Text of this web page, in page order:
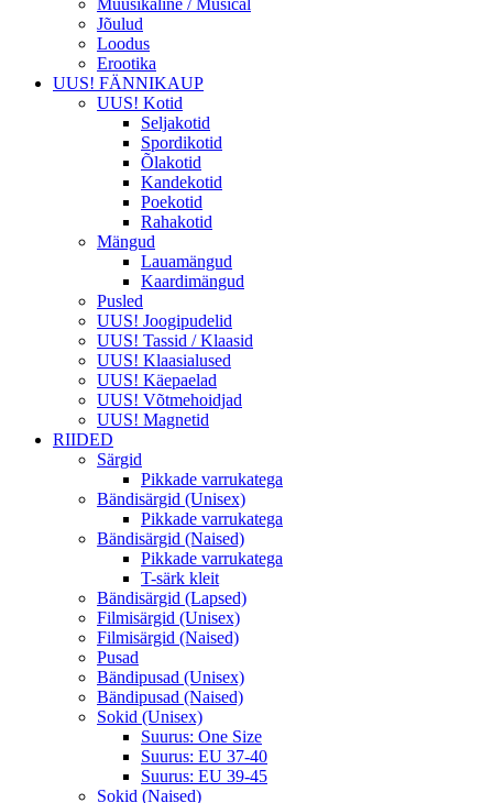
Muusikaline / Musical
Jõulud
Loodus
Erootika
UUS! FÄNNIKAUP
UUS! Kotid
Seljakotid
Spordikotid
Õlakotid
Kandekotid
Poekotid
Rahakotid
Mängud
Lauamängud
Kaardimängud
Pusled
UUS! Joogipudelid
UUS! Tassid / Klaasid
UUS! Klaasialused
UUS! Käepaelad
UUS! Võtmehoidjad
UUS! Magnetid
RIIDED
Särgid
Pikkade varrukatega
Bändisärgid (Unisex)
Pikkade varrukatega
Bändisärgid (Naised)
Pikkade varrukatega
T-särk kleit
Bändisärgid (Lapsed)
Filmisärgid (Unisex)
Filmisärgid (Naised)
Pusad
Bändipusad (Unisex)
Bändipusad (Naised)
Sokid (Unisex)
Suurus: One Size
Suurus: EU 37-40
Suurus: EU 39-45
Sokid (Naised)